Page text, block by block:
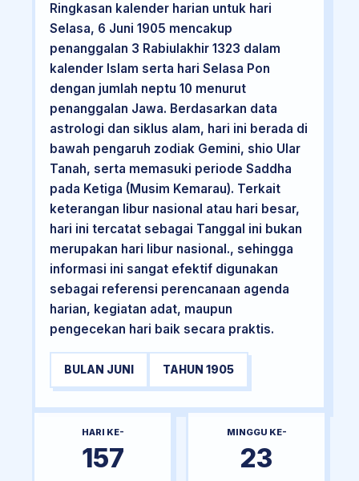
Ringkasan kalender harian untuk hari
Selasa, 6 Juni 1905 mencakup
penanggalan 3 Rabiulakhir 1323 dalam
kalender Islam serta hari Selasa Pon
dengan jumlah neptu 10 menurut
penanggalan Jawa. Berdasarkan data
astrologi dan siklus alam, hari ini berada di
bawah pengaruh zodiak Gemini, shio Ular
Tanah, serta memasuki periode Saddha
pada Ketiga (Musim Kemarau). Terkait
keterangan libur nasional atau hari besar,
hari ini tercatat sebagai Tanggal ini bukan
merupakan hari libur nasional., sehingga
informasi ini sangat efektif digunakan
sebagai referensi perencanaan agenda
harian, kegiatan adat, maupun
pengecekan hari baik secara praktis.
BULAN JUNI TAHUN 1905
HARI KE-
157
MINGGU KE-
23